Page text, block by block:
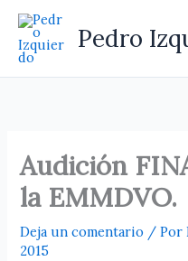
contenido
Pedro
Audición
la EMMDVO.
Deja un comentario / Por
2015